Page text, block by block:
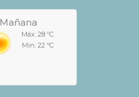
Mañana
Máx: 28 ºC
Min: 22 ºC